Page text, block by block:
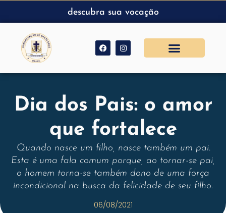
descubra sua vocação
Dia dos Pais: o amor
que fortalece
Quando nasce um filho, nasce também um pai.
Esta é uma fala comum porque, ao tornar-se pai,
o homem torna-se também dono de uma força
incondicional na busca da felicidade de seu filho.
06/08/2021